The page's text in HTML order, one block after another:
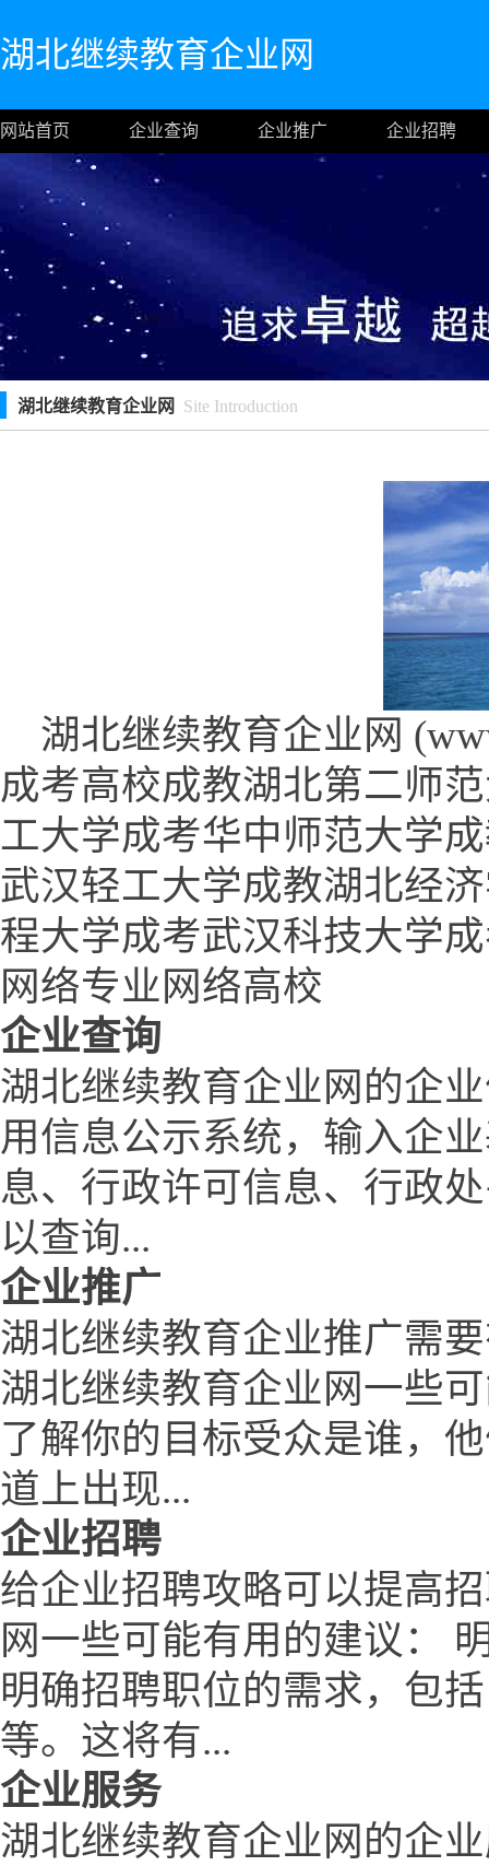
湖北继续教育企业网
网站首页 企业查询 企业推广 企业招聘
湖北继续教育企业网 Site Introduction
湖北继续教育企业网
成考高校成教湖北第二师
工大学成考华中师范大学
武汉轻工大学成教湖北经
程大学成考武汉科技大学
网络专业网络高校
企业查询
湖北继续教育企业网的企
用信息公示系统，输入企
息、行政许可信息、行政
以查询...
企业推广
湖北继续教育企业推广需
湖北继续教育企业网一些
了解你的目标受众是谁，
道上出现...
企业招聘
给企业招聘攻略可以提高
网一些可能有用的建议：
明确招聘职位的需求，包
等。这将有...
企业服务
湖北继续教育企业网的企